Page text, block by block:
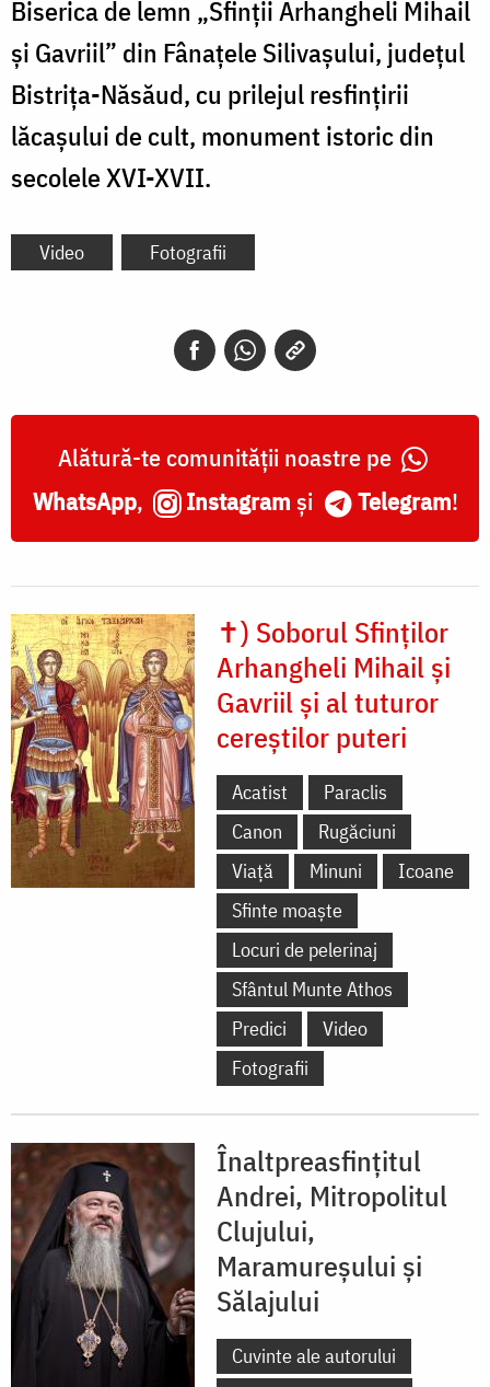
Biserica de lemn „Sfinții Arhangheli Mihail
și Gavriil” din Fânațele Silivașului, județul
Bistrița-Năsăud, cu prilejul resfințirii
lăcașului de cult, monument istoric din
secolele XVI-XVII.
Video Fotografii
Alătură-te comunității noastre pe
WhatsApp, Instagram și Telegram!
✝) Soborul Sfinților
Arhangheli Mihail și
Gavriil și al tuturor
cereștilor puteri
Acatist
Paraclis
Canon
Rugăciuni
Viață
Minuni
Icoane
Sfinte moaște
Locuri de pelerinaj
Sfântul Munte Athos
Predici
Video
Fotografii
Înaltpreasfințitul
Andrei, Mitropolitul
Clujului,
Maramureșului și
Sălajului
Cuvinte ale autorului